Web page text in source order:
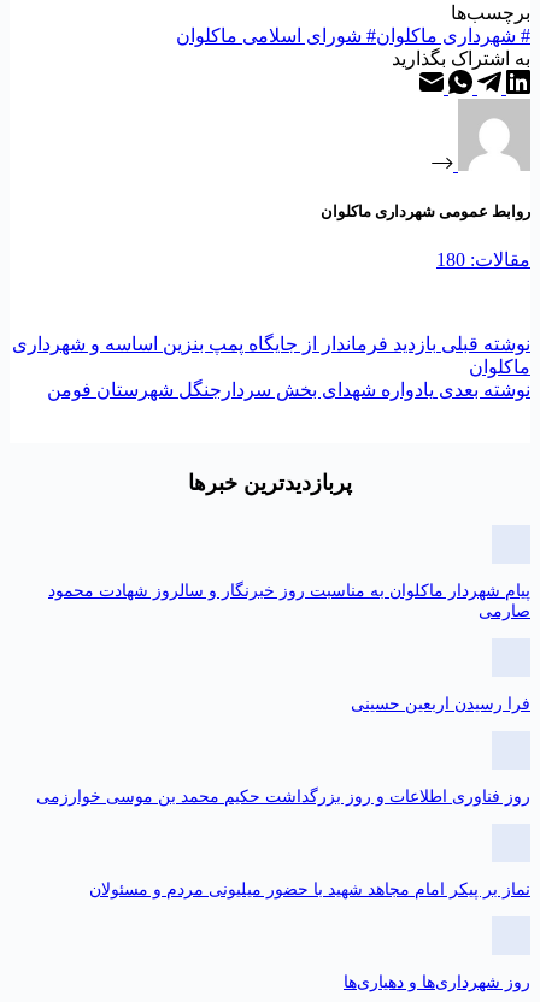
شهرداری ماکلوان #شورای اسلامی ماکلوان
اشتراک بگذارید
عمومی شهرداری ماکلوان
180
قبلی بازدید فرماندار از جایگاه پمپ بنزین اساسه و شهرداری
بعدییادواره شهدای بخش سردارجنگل شهرستان فومن
پربازدیدترین خبرها
شهردار ماکلوان به مناسبت روز خبرنگار و سالروز شهادت محمود
رسیدن اربعین حسینی
فناوری اطلاعات و روز بزرگداشت حکیم محمد بن موسی خوارزمی
بر پیکر امام مجاهد شهید با حضور میلیونی مردم و مسئولان
شهرداری‌ها و دهیاری‌ها